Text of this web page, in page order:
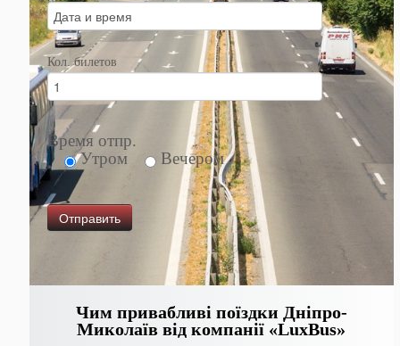
Кол. билетов
Время отпр.
Утром
Вечером
Чим привабливі поїздки Дніпро-
Миколаїв від компанії «LuxBus»